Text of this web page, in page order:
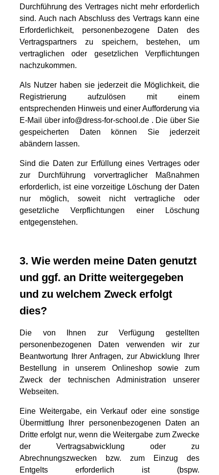
Durchführung des Vertrages nicht mehr erforderlich
sind. Auch nach Abschluss des Vertrags kann eine
Erforderlichkeit, personenbezogene Daten des
Vertragspartners zu speichern, bestehen, um
vertraglichen oder gesetzlichen Verpflichtungen
nachzukommen.
Als Nutzer haben sie jederzeit die Möglichkeit, die
Registrierung aufzulösen mit einem
entsprechenden Hinweis und einer Aufforderung via
E-Mail über info@dress-for-school.de . Die über Sie
gespeicherten Daten können Sie jederzeit
abändern lassen.
Sind die Daten zur Erfüllung eines Vertrages oder
zur Durchführung vorvertraglicher Maßnahmen
erforderlich, ist eine vorzeitige Löschung der Daten
nur möglich, soweit nicht vertragliche oder
gesetzliche Verpflichtungen einer Löschung
entgegenstehen.
3. Wie werden meine Daten genutzt
und ggf. an Dritte weitergegeben
und zu welchem Zweck erfolgt
dies?
Die von Ihnen zur Verfügung gestellten
personenbezogenen Daten verwenden wir zur
Beantwortung Ihrer Anfragen, zur Abwicklung Ihrer
Bestellung in unserem Onlineshop sowie zum
Zweck der technischen Administration unserer
Webseiten.
Eine Weitergabe, ein Verkauf oder eine sonstige
Übermittlung Ihrer personenbezogenen Daten an
Dritte erfolgt nur, wenn die Weitergabe zum Zwecke
der Vertragsabwicklung oder zu
Abrechnungszwecken bzw. zum Einzug des
Entgelts erforderlich ist (bspw.